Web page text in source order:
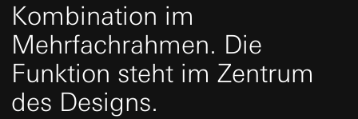
Kombination im
Mehrfachrahmen. Die
Funktion steht im Zentrum
des Designs.